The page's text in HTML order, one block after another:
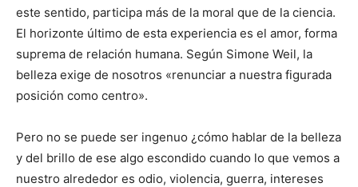
este sentido, participa más de la moral que de la ciencia.
El horizonte último de esta experiencia es el amor, forma
suprema de relación humana. Según Simone Weil, la
belleza exige de nosotros «renunciar a nuestra figurada
posición como centro».
Pero no se puede ser ingenuo ¿cómo hablar de la belleza
y del brillo de ese algo escondido cuando lo que vemos a
nuestro alrededor es odio, violencia, guerra, intereses